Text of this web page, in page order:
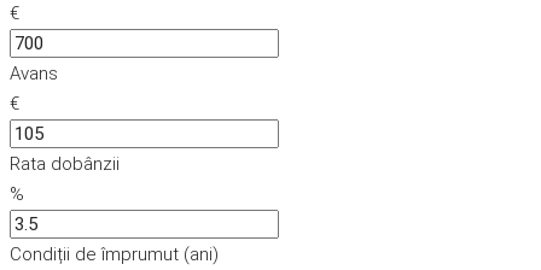
€
Avans
€
Rata dobânzii
%
Condiții de împrumut (ani)